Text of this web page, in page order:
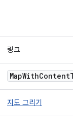
링크
MapWithContent
지도 그리기